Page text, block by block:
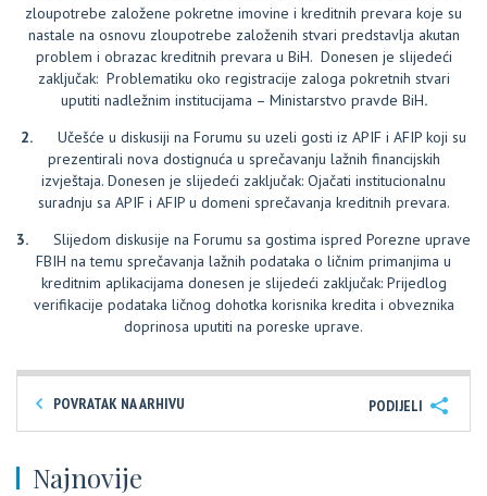
zloupotrebe založene pokretne imovine i kreditnih prevara koje su
nastale na osnovu zloupotrebe založenih stvari predstavlja akutan
problem i obrazac kreditnih prevara u BiH. Donesen je slijedeći
zaključak: Problematiku oko registracije zaloga pokretnih stvari
uputiti nadležnim institucijama – Ministarstvo pravde BiH.
2.
Učešće u diskusiji na Forumu su uzeli gosti iz APIF i AFIP koji su
prezentirali nova dostignuća u sprečavanju lažnih financijskih
izvještaja. Donesen je slijedeći zaključak: Ojačati institucionalnu
suradnju sa APIF i AFIP u domeni sprečavanja kreditnih prevara.
3.
Slijedom diskusije na Forumu sa gostima ispred Porezne uprave
FBIH na temu sprečavanja lažnih podataka o ličnim primanjima u
kreditnim aplikacijama donesen je slijedeći zaključak: Prijedlog
verifikacije podataka ličnog dohotka korisnika kredita i obveznika
doprinosa uputiti na poreske uprave.
POVRATAK NA ARHIVU PODIJELI
Najnovije